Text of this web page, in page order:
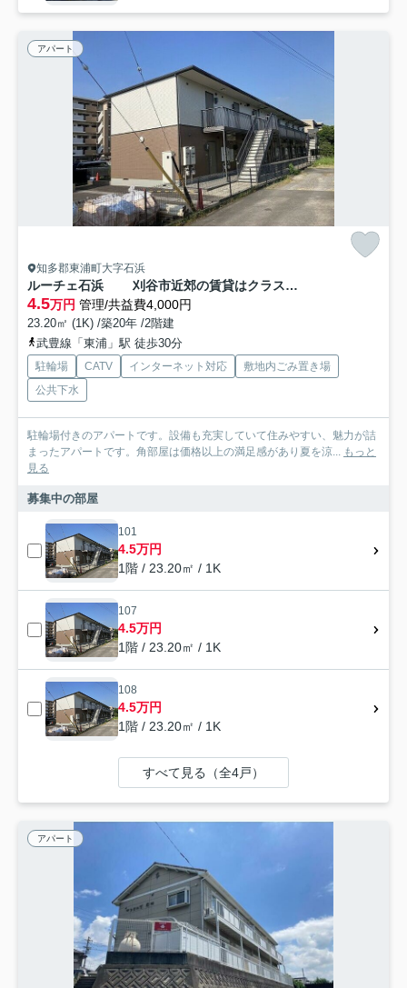
アパート
知多郡東浦町大字石浜
ルーチェ石浜 刈谷市近郊の賃貸はクラスホーム刈谷店
4.5万円 管理/共益費4,000円
23.20㎡ (1K) /築20年 /2階建
武豊線「東浦」駅 徒歩30分
駐輪場 CATV インターネット対応
敷地内ごみ置き場
公共下水
駐輪場付きのアパートです。設備も充実していて住みやすい、魅力が詰
まったアパートです。角部屋は価格以上の満足感があり夏を涼... もっと
見る
募集中の部屋
101
4.5万円
1階 / 23.20㎡ / 1K
107
4.5万円
1階 / 23.20㎡ / 1K
108
4.5万円
1階 / 23.20㎡ / 1K
すべて見る（全4戸）
アパート